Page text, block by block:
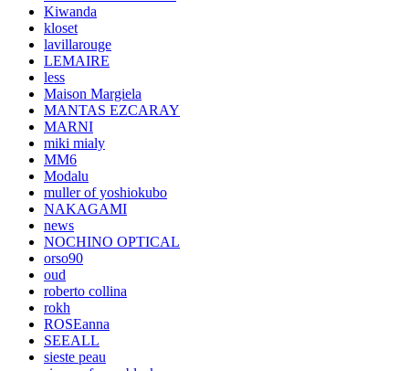
Kiwanda
kloset
lavillarouge
LEMAIRE
less
Maison Margiela
MANTAS EZCARAY
MARNI
miki mialy
MM6
Modalu
muller of yoshiokubo
NAKAGAMI
news
NOCHINO OPTICAL
orso90
oud
roberto collina
rokh
ROSEanna
SEEALL
sieste peau